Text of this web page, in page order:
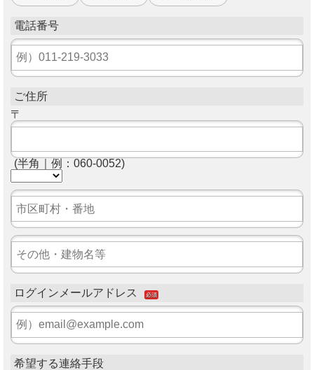
電話番号
ご住所
〒
(半角｜例：060-0052)
ログインメールアドレス 必須
希望する連絡手段